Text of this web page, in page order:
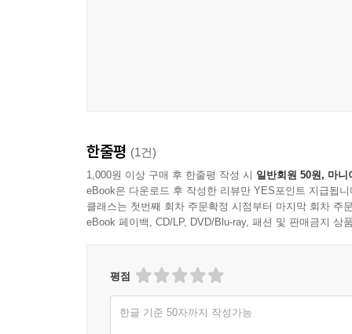
한줄평 (1건)
1,000원 이상 구매 후 한줄평 작성 시 일반회원 50원, 마니
eBook은 다운로드 후 작성한 리뷰만 YES포인트 지급됩니
클래스는 첫번째 회차 주문확정 시점부터 마지막 회차 주
eBook 페이백, CD/LP, DVD/Blu-ray, 패션 및 판매금지 상
평점
한글 기준 50자까지 작성가능